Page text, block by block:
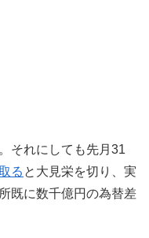
それにしても先月31
る と大見栄を切り、実
既に数千億円の為替差